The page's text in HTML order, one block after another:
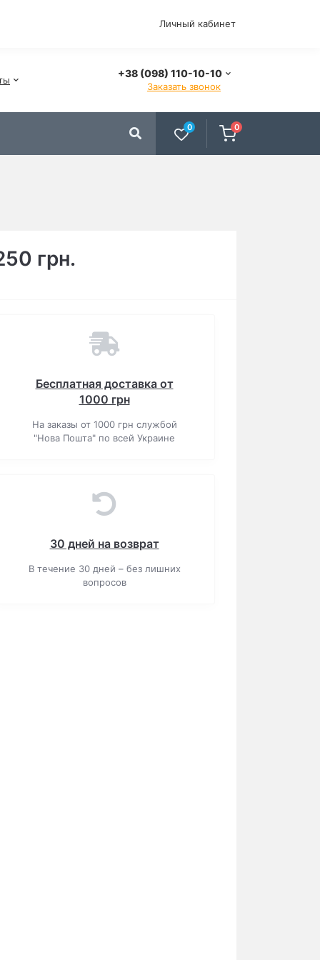
Личный кабинет
+38 (098) 110-10-10
Заказать звонок
0 0
грн.
Бесплатная доставка от
1000 грн
На заказы от 1000 грн службой
"Нова Пошта" по всей Украине
30 дней на возврат
В течение 30 дней – без лишних
вопросов